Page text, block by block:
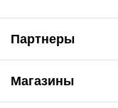
Магазины
Партнеры